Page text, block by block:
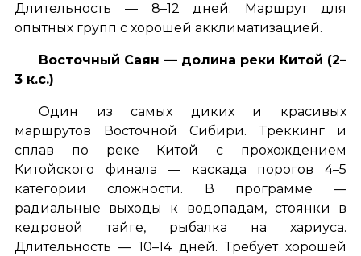
Длительность — 8–12 дней. Маршрут для
опытных групп с хорошей акклиматизацией.
Восточный Саян — долина реки Китой (2–
3 к.с.)
Один из самых диких и красивых
маршрутов Восточной Сибири. Треккинг и
сплав по реке Китой с прохождением
Китойского финала — каскада порогов 4–5
категории сложности. В программе —
радиальные выходы к водопадам, стоянки в
кедровой тайге, рыбалка на хариуса.
Длительность — 10–14 дней. Требует хорошей